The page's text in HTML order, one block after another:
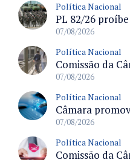
Política Nacional
07/08/2026
Política Nacional
07/08/2026
Política Nacional
07/08/2026
Política Nacional